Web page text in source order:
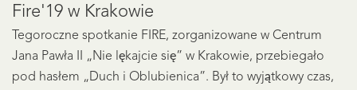
Fire'19 w Krakowie
Tegoroczne spotkanie FIRE, zorganizowane w Centrum
Jana Pawła II „Nie lękajcie się” w Krakowie, przebiegało
pod hasłem „Duch i Oblubienica”. Był to wyjątkowy czas,